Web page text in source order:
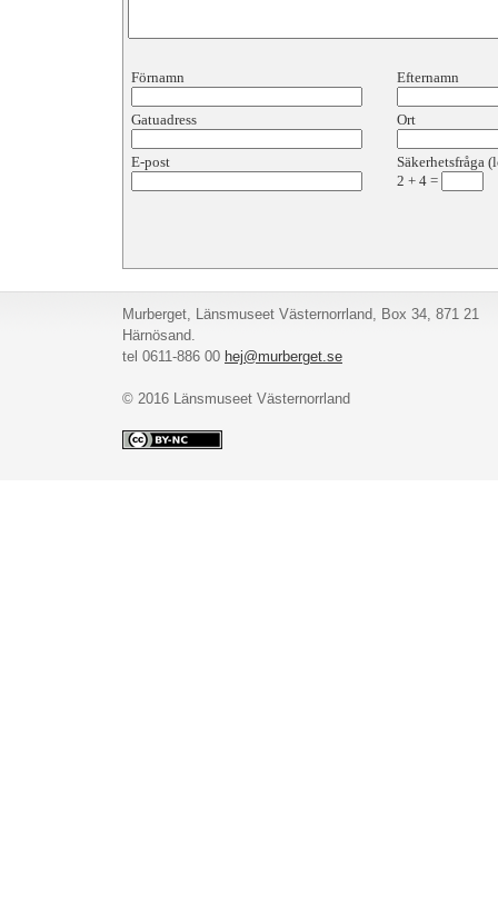
Förnamn Efternamn
Gatuadress Ort
E-post
Säkerhetsfråga
2 + 4 =
Murberget, Länsmuseet Västernorrland, Box 34, 871 21
Härnösand.
tel 0611-886 00 hej@murberget.se
© 2016 Länsmuseet Västernorrland